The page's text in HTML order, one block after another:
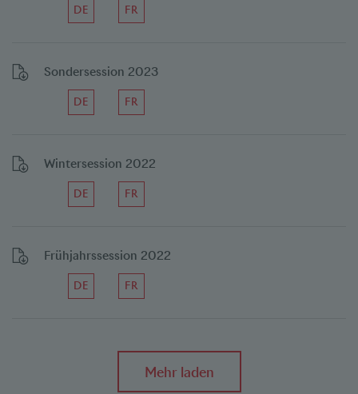
DE FR
Sondersession 2023
DE FR
Wintersession 2022
DE FR
Frühjahrssession 2022
DE FR
Mehr laden